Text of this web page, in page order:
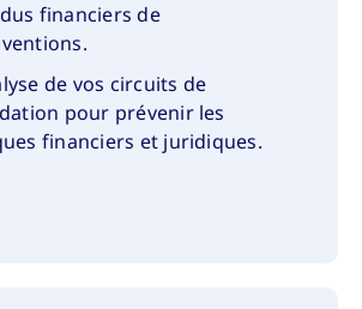
financiers de
de vos circuits de
pour prévenir les
financiers et juridiques.